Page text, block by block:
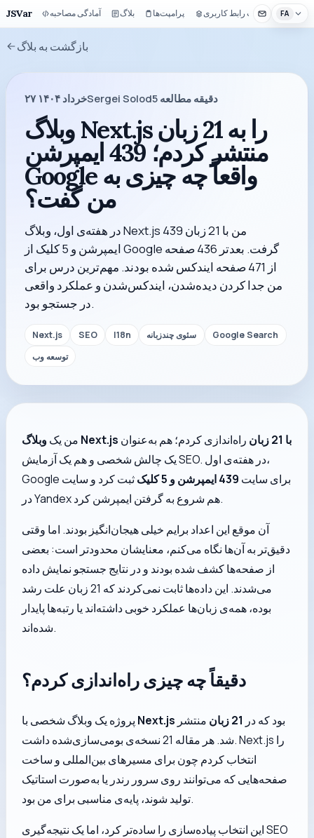
JSVar آمادگی مصاحبه بلاگ پرامپت‌ها کیت رابط کاربری FA
بازگشت به بلاگ
۲۷ خرداد ۱۴۰۴Sergei Solod5 دقیقه مطالعه
وبلاگ Next.js را به 21 زبان
منتشر کردم؛ 439 ایمپرشن
Google واقعاً چه چیزی به
من گفت؟
در هفته‌ی اول، وبلاگ Next.js من با 21 زبان 439
ایمپرشن و 5 کلیک از Google گرفت. بعدتر 436 صفحه
از 471 صفحه ایندکس شده بودند. مهم‌ترین درس برای
من جدا کردن دیده‌شدن، ایندکس‌شدن و عملکرد واقعی
در جستجو بود.
Next.js SEO I18n سئوی چندزبانه
Google Search
توسعه وب
من یک وبلاگ Next.js با 21 زبان
راه‌اندازی کردم؛ هم به‌عنوان
یک چالش شخصی و هم یک آزمایش SEO. در هفته‌ی اول،
Google برای سایت 439 ایمپرشن و 5 کلیک
ثبت کرد و سایت
در Yandex هم شروع به گرفتن ایمپرشن کرد.
آن موقع این اعداد برایم خیلی هیجان‌انگیز بودند. اما وقتی
دقیق‌تر به آن‌ها نگاه می‌کنم، معنایشان محدودتر است: بعضی
از صفحه‌ها کشف شده بودند و در نتایج جستجو نمایش داده
می‌شدند. این داده‌ها ثابت نمی‌کردند که 21 زبان علت رشد
بوده، همه‌ی زبان‌ها عملکرد خوبی داشته‌اند یا رتبه‌ها پایدار
شده‌اند.
دقیقاً چه چیزی راه‌اندازی کردم؟
Next.js بود که در 21 زبان
منتشر
شد. هر مقاله 21 نسخه‌ی بومی‌سازی‌شده داشت. Next.js را
انتخاب کردم چون برای مسیرهای بین‌المللی و ساخت
صفحه‌هایی که می‌توانند روی سرور رندر یا به‌صورت استاتیک
تولید شوند، پایه‌ی مناسبی برای من بود.
این انتخاب پیاده‌سازی را ساده‌تر کرد، اما یک نتیجه‌گیری SEO